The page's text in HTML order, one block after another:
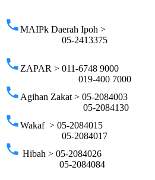
phoneMAIPk Daerah Ipoh >
05-2413375
phoneZAPAR > 011-6748 9000
019-400 7000
phoneAgihan Zakat > 05-2084003
05-2084130
phoneWakaf > 05-2084015
05-2084017
phone Hibah > 05-2084026
05-2084084